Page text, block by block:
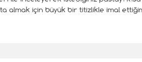
almak için büyük bir titizlikle imal